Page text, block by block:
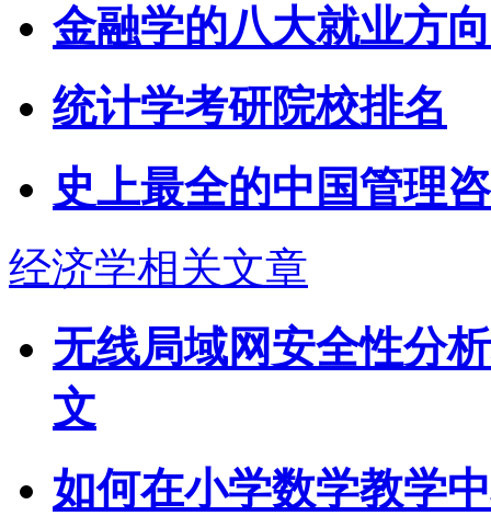
金融学的八大就业方
统计学考研院校排名
史上最全的中国管理
经济学相关文章
无线局域网安全性分
文
如何在小学数学教学